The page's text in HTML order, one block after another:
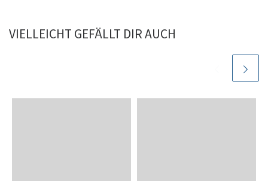
VIELLEICHT GEFÄLLT DIR AUCH